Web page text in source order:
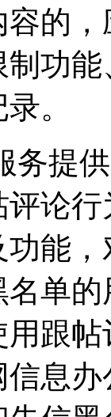
的
功
。
务提
论
能
单
跟
息